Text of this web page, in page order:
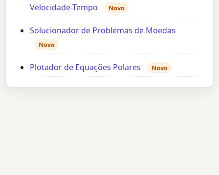
Velocidade-Tempo
Novo
Solucionador de Problemas de Moedas
Novo
Plotador de Equações Polares Novo